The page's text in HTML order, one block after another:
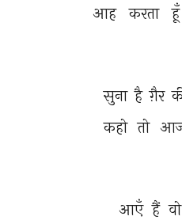
आह करता हूँ
सुना है ग़ैर
कहो तो
आएँ हैं वो